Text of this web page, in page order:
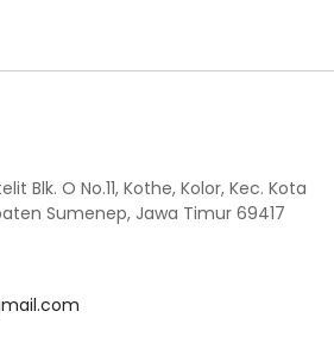
Blk. O No.11, Kothe, Kolor, Kec. Kota
Sumenep, Jawa Timur 69417